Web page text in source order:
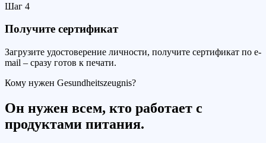
Шаг 4
Получите сертификат
Загрузите удостоверение личности, получите сертификат по e-
mail – сразу готов к печати.
Кому нужен Gesundheitszeugnis?
Он нужен всем, кто работает с
продуктами питания.